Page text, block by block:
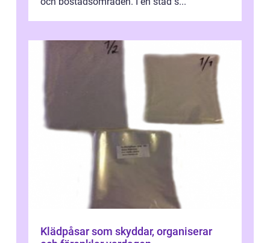
Klädpåsar som skyddar, organiserar